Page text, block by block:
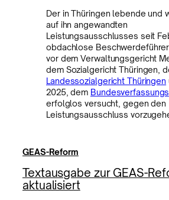
Der in Thüringen lebende und
auf ihn angewandten
Leistungsausschlusses seit
obdachlose
vor dem Verwaltungsgericht
dem Sozialgericht Thüringen,
Landessozialgericht Thüringen
2025, dem
erfolglos versucht, gegen den
Leistungsausschluss
GEAS-Reform
Textausgabe zur GEAS-
aktualisiert